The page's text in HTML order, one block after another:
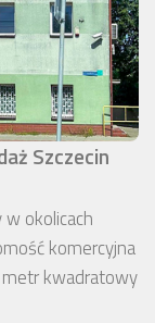
Szczecin
okolicach
komercyjna
metr kwadratowy